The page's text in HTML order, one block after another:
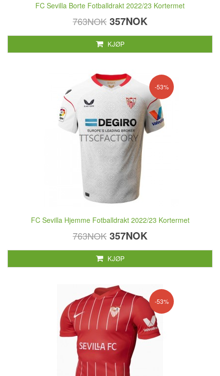
FC Sevilla Borte Fotballdrakt 2022/23 Kortermet
763NOK 357NOK
KJØP
-53%
FC Sevilla Hjemme Fotballdrakt 2022/23 Kortermet
763NOK 357NOK
KJØP
-53%